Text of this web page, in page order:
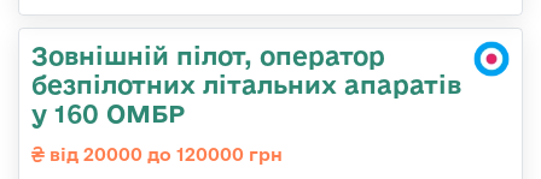
Зовнішній пілот, оператор
безпілотних літальних апаратів
у 160 ОМБР
від 20000 до 120000 грн